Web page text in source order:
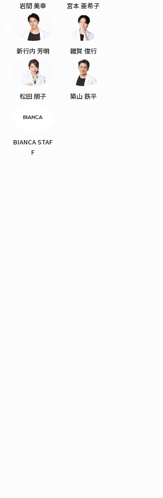
岩間 美幸 宮本 亜希子
新行内 芳明 雜賀 俊行
松田 朋子 築山 鉄平
BIANCA STAF
F